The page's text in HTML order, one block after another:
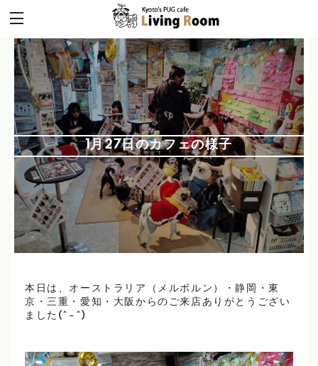
1月27日のカフェの様子
本日は、オーストラリア（メルボルン）・静岡・東
京・三重・愛知・大阪からのご来店ありがとうござい
ました(^-^)